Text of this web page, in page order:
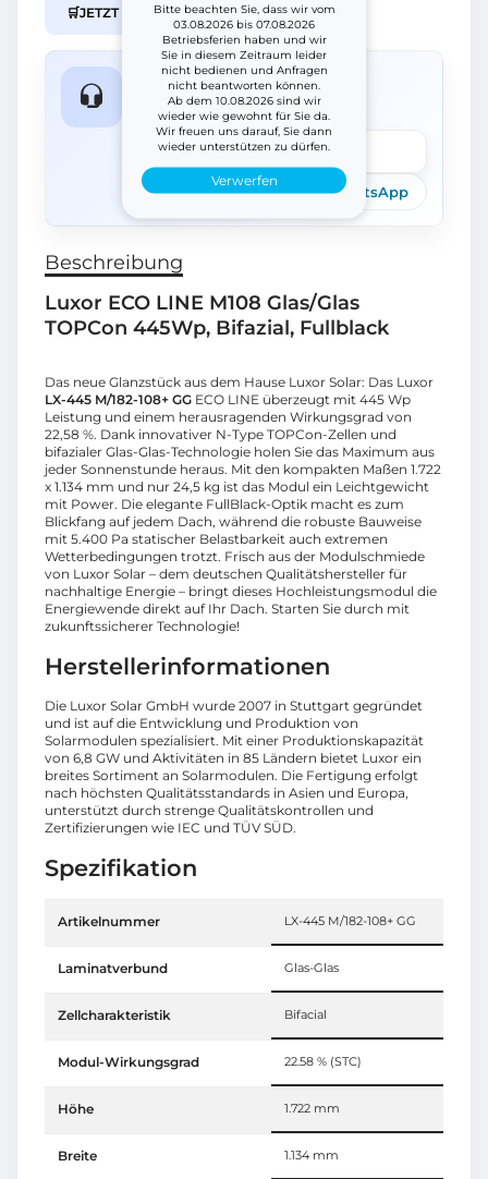
Bitte beachten Sie, dass wir vom
03.08.2026 bis 07.08.2026
Betriebsferien haben und wir
Sie in diesem Zeitraum leider
nicht bedienen und Anfragen
nicht beantworten können.
Ab dem 10.08.2026 sind wir
wieder wie gewohnt für Sie da.
Wir freuen uns darauf, Sie dann
wieder unterstützen zu dürfen.
Verwerfen
🛒JETZT IM B2B SHOP KAUFEN
Fragen zum Produkt?
Wir helfen schnell weiter.
Frage stellen
Telefon E-Mail WhatsApp
Beschreibung
Luxor ECO LINE M108 Glas/Glas
TOPCon 445Wp, Bifazial, Fullblack
Das neue Glanzstück aus dem Hause Luxor Solar: Das Luxor
LX-445 M/182-108+ GG ECO LINE überzeugt mit 445 Wp
Leistung und einem herausragenden Wirkungsgrad von
22,58 %. Dank innovativer N-Type TOPCon-Zellen und
bifazialer Glas-Glas-Technologie holen Sie das Maximum aus
jeder Sonnenstunde heraus. Mit den kompakten Maßen 1.722
x 1.134 mm und nur 24,5 kg ist das Modul ein Leichtgewicht
mit Power. Die elegante FullBlack-Optik macht es zum
Blickfang auf jedem Dach, während die robuste Bauweise
mit 5.400 Pa statischer Belastbarkeit auch extremen
Wetterbedingungen trotzt. Frisch aus der Modulschmiede
von Luxor Solar – dem deutschen Qualitätshersteller für
nachhaltige Energie – bringt dieses Hochleistungsmodul die
Energiewende direkt auf Ihr Dach. Starten Sie durch mit
zukunftssicherer Technologie!
Herstellerinformationen
Die Luxor Solar GmbH wurde 2007 in Stuttgart gegründet
und ist auf die Entwicklung und Produktion von
Solarmodulen spezialisiert. Mit einer Produktionskapazität
von 6,8 GW und Aktivitäten in 85 Ländern bietet Luxor ein
breites Sortiment an Solarmodulen. Die Fertigung erfolgt
nach höchsten Qualitätsstandards in Asien und Europa,
unterstützt durch strenge Qualitätskontrollen und
Zertifizierungen wie IEC und TÜV SÜD.
Spezifikation
Artikelnummer LX-445 M/182-108+ GG
Laminatverbund Glas-Glas
Zellcharakteristik Bifacial
Modul-Wirkungsgrad 22.58 % (STC)
Höhe 1.722 mm
Breite 1.134 mm